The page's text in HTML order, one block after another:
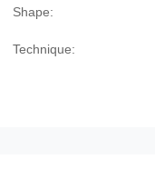
Shape:
Technique: